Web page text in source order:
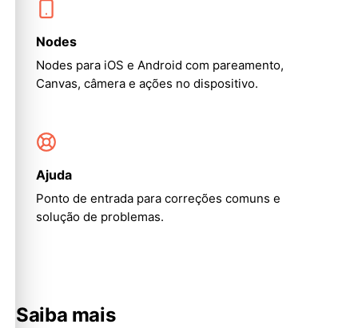
Nodes
Nodes para iOS e Android com pareamento,
Canvas, câmera e ações no dispositivo.
Ajuda
Ponto de entrada para correções comuns e
solução de problemas.
Saiba mais